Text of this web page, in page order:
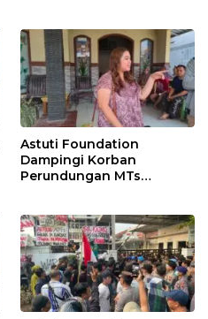
Astuti Foundation
Dampingi Korban
Perundungan MTs
Sekolah Berbasis Agama